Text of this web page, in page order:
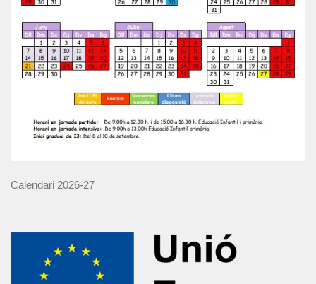
Calendari 2026-27